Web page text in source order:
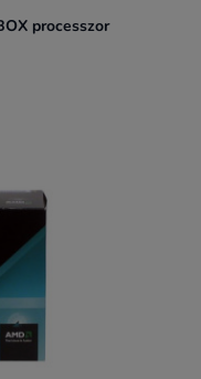
processzor